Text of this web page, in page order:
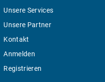
Unsere Services
Unsere Partner
Kontakt
Anmelden
Registrieren